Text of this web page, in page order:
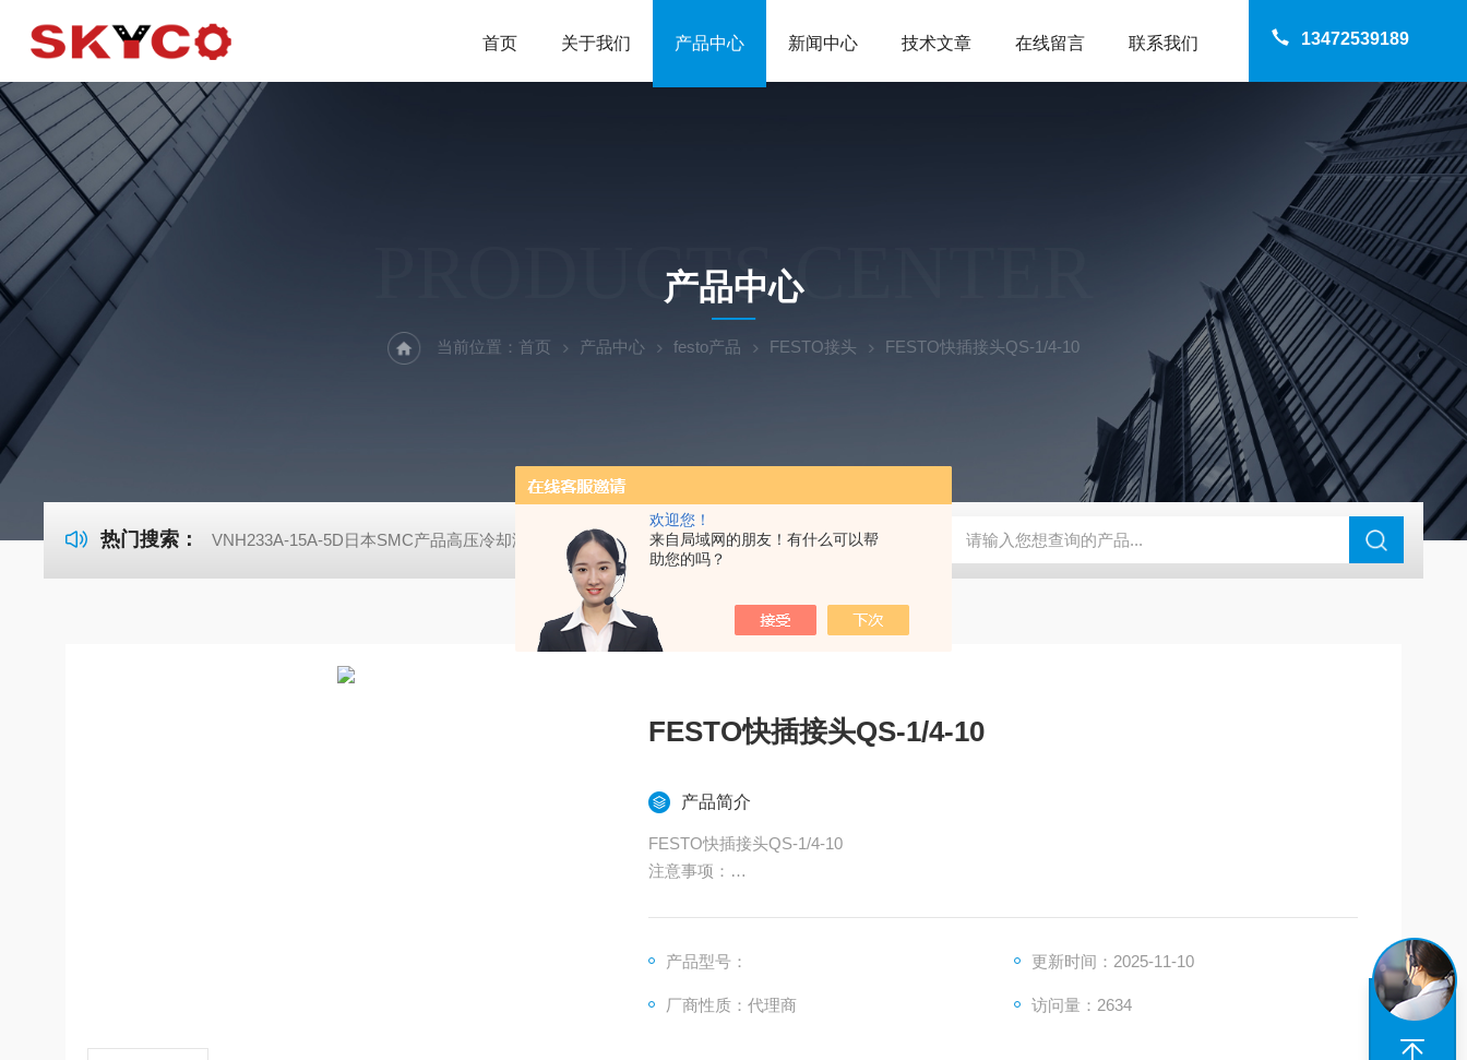
欢迎您！
来自局域网的朋友！有什么可以帮
助您的吗？
13472539189
首页 关于我们 产品中心 新闻中心 技术文章 在线留言 联系我们
PRODUCTS CENTER
产品中心
当前位置： 首页 产品中心 festo产品 FESTO接头 FESTO快插接头QS-1/4-10
热门搜索： VNH233A-15A-5D日本SMC产品高压冷却液用阀 MVSD-180-4E1-AC220V代理金器Mindman电磁阀MVSD-180-4E1-AC220V 麦特沃克
FESTO快插接头QS-1/4-10
产品简介
FESTO快插接头QS-1/4-10
注意事项：
2：请有充分产品知识和经验的人员安装使用
3：直到确认安全之前，不可以使用机械装置或拆除元件
产品型号： 更新时间：2025-11-10
厂商性质：代理商 访问量：2634